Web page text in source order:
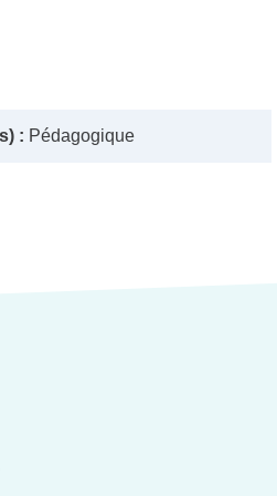
: Pédagogique